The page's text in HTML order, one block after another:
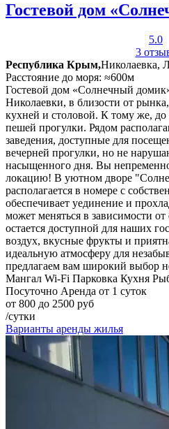
Гостевой дом
5.0
3
Республика Крым,Николаевка,
Расстояние до моря: ≈600м
Гостевой дом «Солнечный
Николаевки, в близости от
кухней и столовой. К тому же,
пешей прогулки. Рядом
заведения, доступные для
вечерней прогулки, но не
насыщенного дня. Вы
локацию! В уютном дворе
располагается в номере с
обеспечивает уединение и
может меняться в зависимости от
остается доступной для наших
воздух, вкусные фрукты и
идеальную атмосферу для
предлагаем вам широкий выбор
Мангал Wi-Fi Парковка Кухня
Посуточно Аренда от 1 суток
от 800 до 2500 руб
/сутки
Варианты аренды жилья